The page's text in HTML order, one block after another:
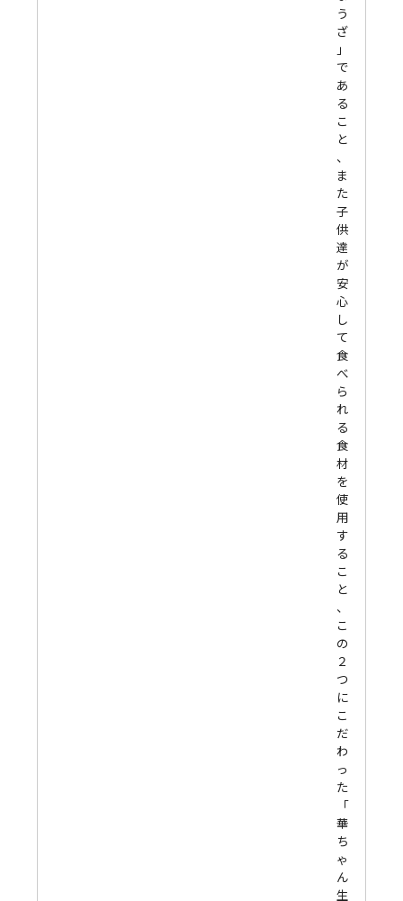
う
ざ
」
で
あ
る
こ
と
、
ま
た
子
供
達
が
安
心
し
て
食
べ
ら
れ
る
食
材
を
使
用
す
る
こ
と
、
こ
の
２
つ
に
こ
だ
わ
っ
た
「
華
ち
ゃ
ん
生